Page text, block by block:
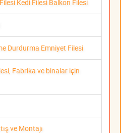
Kedi Filesi Balkon Filesi
Durdurma Emniyet Filesi
Fabrika ve binalar için
ve Montajı